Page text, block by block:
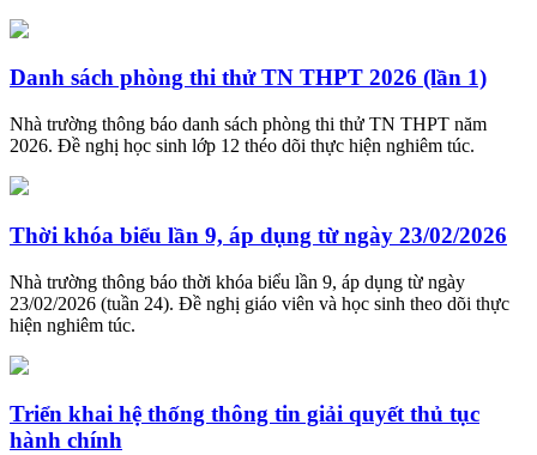
Danh sách phòng thi thử TN THPT 2026 (lần 1)
Nhà trường thông báo danh sách phòng thi thử TN THPT năm
2026. Đề nghị học sinh lớp 12 théo dõi thực hiện nghiêm túc.
Thời khóa biểu lần 9, áp dụng từ ngày 23/02/2026
Nhà trường thông báo thời khóa biểu lần 9, áp dụng từ ngày
23/02/2026 (tuần 24). Đề nghị giáo viên và học sinh theo dõi thực
hiện nghiêm túc.
Triển khai hệ thống thông tin giải quyết thủ tục
hành chính